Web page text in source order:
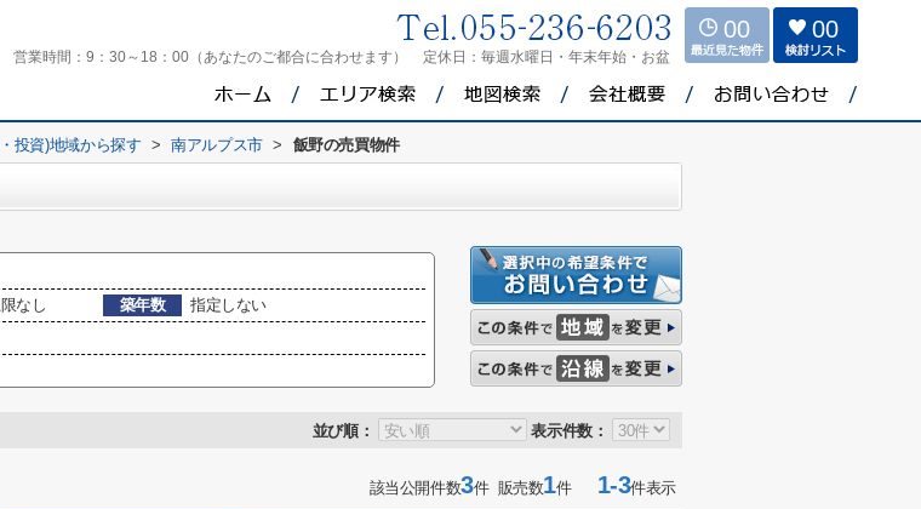
営業時間： 9：30～18：00（あなたのご都合に合わせます） 定休日： 毎週水曜日・年末年始・お盆
00 00
投資)地域から探す > 南アルプス市 > 飯野の売買物件
なし 築年数
指定しない
並び順： 表示件数：
該当公開件数3件 販売数1件1-3件表示